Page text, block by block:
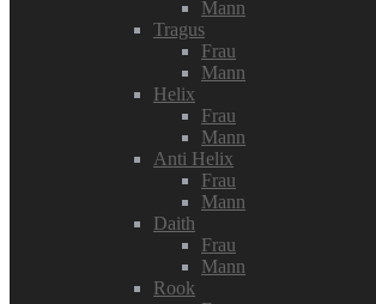
Mann
Tragus
Frau
Mann
Helix
Frau
Mann
Anti Helix
Frau
Mann
Daith
Frau
Mann
Rook